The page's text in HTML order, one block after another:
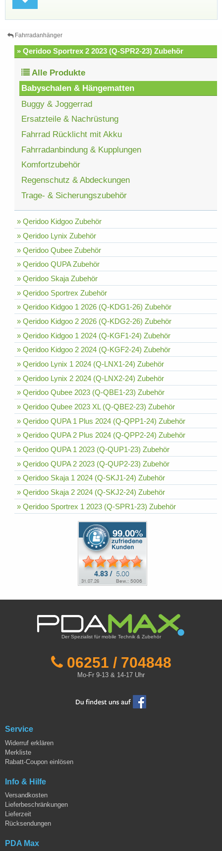
Fahrradanhänger
» Qeridoo Sportrex 2 2023 (Q-SPR2-23) Zubehör
Alle Produkte
Babyschalen & Hängematten
Buggy & Joggerrad
Ersatzteile & Nachrüstung
Fahrrad Rücklicht mit Akku
Fahrradanbindung & Kupplungen
Komfortzubehör
Regenschutz & Abdeckungen
Trage- & Sicherungszubehör
» Qeridoo Kidgoo Zubehör
» Qeridoo Lynix Zubehör
» Qeridoo Qubee Zubehör
» Qeridoo QUPA Zubehör
» Qeridoo Skaja Zubehör
» Qeridoo Sportrex Zubehör
» Qeridoo Kidgoo 1 2026 (Q-KDG1-26) Zubehör
» Qeridoo Kidgoo 2 2026 (Q-KDG2-26) Zubehör
» Qeridoo Kidgoo 1 2024 (Q-KGF1-24) Zubehör
» Qeridoo Kidgoo 2 2024 (Q-KGF2-24) Zubehör
» Qeridoo Lynix 1 2024 (Q-LNX1-24) Zubehör
» Qeridoo Lynix 2 2024 (Q-LNX2-24) Zubehör
» Qeridoo Qubee 2023 (Q-QBE1-23) Zubehör
» Qeridoo Qubee 2023 XL (Q-QBE2-23) Zubehör
» Qeridoo QUPA 1 Plus 2024 (Q-QPP1-24) Zubehör
» Qeridoo QUPA 2 Plus 2024 (Q-QPP2-24) Zubehör
» Qeridoo QUPA 1 2023 (Q-QUP1-23) Zubehör
» Qeridoo QUPA 2 2023 (Q-QUP2-23) Zubehör
» Qeridoo Skaja 1 2024 (Q-SKJ1-24) Zubehör
» Qeridoo Skaja 2 2024 (Q-SKJ2-24) Zubehör
» Qeridoo Sportrex 1 2023 (Q-SPR1-23) Zubehör
Der Spezialist für mobile Technik & Zubehör
06251 / 704848
Mo-Fr 9-13 & 14-17 Uhr
Service
Widerruf erklären
Merkliste
Rabatt-Coupon einlösen
Info & Hilfe
Versandkosten
Lieferbeschränkungen
Lieferzeit
Rücksendungen
PDA Max